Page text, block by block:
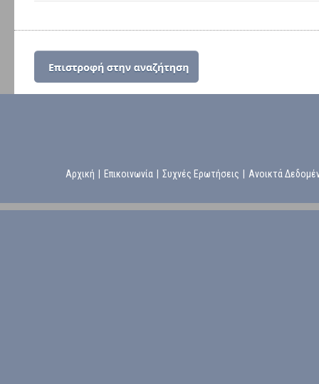
Αρχική Επικοινωνία Συχνές Ερωτήσεις Ανοικτά